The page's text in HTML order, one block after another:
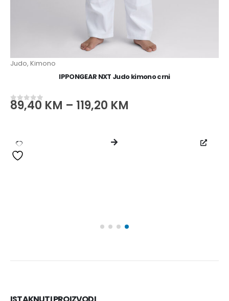
Judo, Kimono
IPPONGEAR NXT Judo kimono crni
0od 5
89,40 KM – 119,20 KM